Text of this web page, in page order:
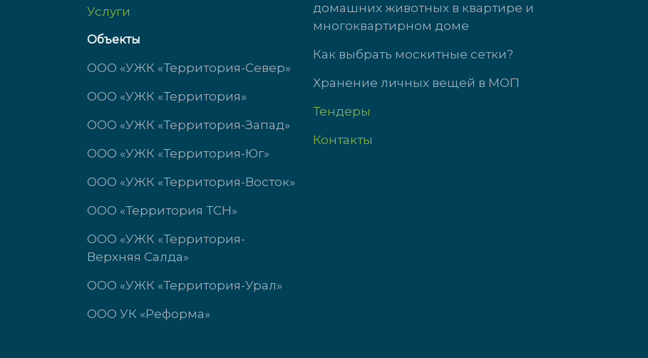
пн-чт с 9:00 до 18:00
пт с 9:00 до 17:00
пн-чт с 9:00 до 18:00
пт с 9:00 до 17:00
сб-вс выходной
Услуги
Объекты
ООО «УЖК «Территория-Север»
ООО «УЖК «Территория»
ООО «УЖК «Территория-Запад»
ООО «УЖК «Территория-Юг»
ООО «УЖК «Территория-Восток»
ООО «Территория ТСН»
ООО «УЖК «Территория-
Верхняя Салда»
ООО «УЖК «Территория-Урал»
ООО УК «Реформа»
домашних животных в квартире и
многоквартирном доме
Как выбрать москитные сетки?
Хранение личных вещей в МОП
Тендеры
Контакты